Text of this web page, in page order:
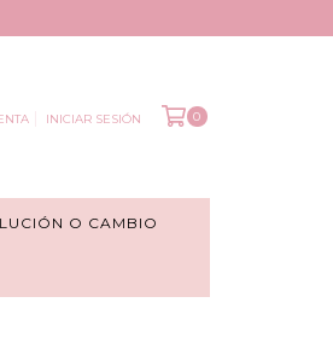
INICIAR SESIÓN 0
O CAMBIO